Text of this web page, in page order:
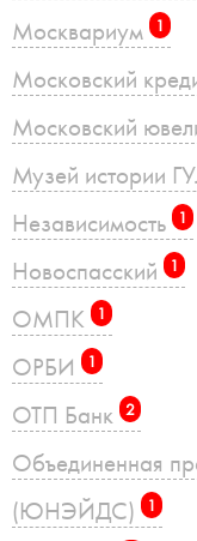
Москвариум 1
Московский
Московский
Музей истории
Независимость 1
Новоспасский 1
ОМПК 1
ОРБИ 1
ОТП Банк 2
Объединенная
(ЮНЭЙДС)
1